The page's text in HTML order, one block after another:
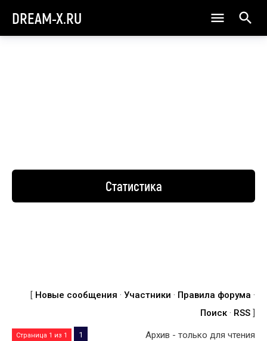
DREAM-X.RU
Статистика
[ Новые сообщения · Участники · Правила форума ·
Поиск · RSS ]
Страница 1 из 1 1 Архив - только для чтения